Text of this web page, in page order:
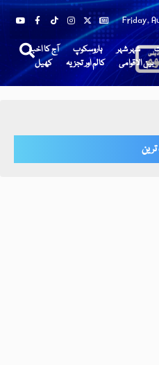
Friday,
آج کا اخبار ہاروسکوپ شہر شہر
کھیل
کالم اور تجزیہ بین الاقوامی
ترین